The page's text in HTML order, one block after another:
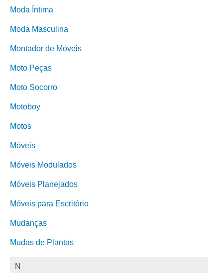
Moda Íntima
Moda Masculina
Montador de Móveis
Moto Peças
Moto Socorro
Motoboy
Motos
Móveis
Móveis Modulados
Móveis Planejados
Móveis para Escritório
Mudanças
Mudas de Plantas
N